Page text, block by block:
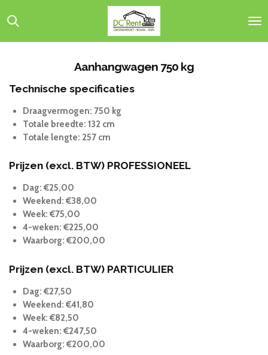
direct
Aanhangwagen 750 kg
Technische specificaties
Draagvermogen: 750 kg
Totale breedte: 132 cm
Totale lengte: 257 cm
Prijzen (excl. BTW) PROFESSIONEEL
Dag: €25,00
Weekend: €38,00
Week: €75,00
4-weken: €225,00
Waarborg: €200,00
Prijzen (excl. BTW) PARTICULIER
Dag: €27,50
Weekend: €41,80
Week: €82,50
4-weken: €247,50
Waarborg: €200,00